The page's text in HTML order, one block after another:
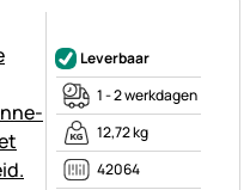
Leverbaar
1 - 2 werkdagen
12,72 kg
42064